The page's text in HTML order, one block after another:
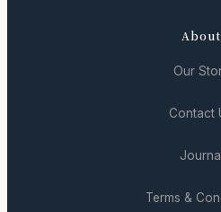
About
Our
Contact
Journal
Terms &